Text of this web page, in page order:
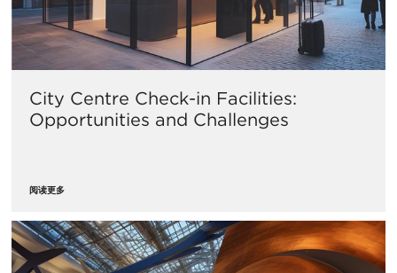
City Centre Check-in Facilities:
Opportunities and Challenges
阅读更多